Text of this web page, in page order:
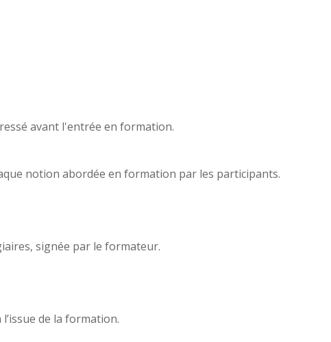
avant l'entrée en formation.
notion abordée en formation par les participants.
signée par le formateur.
de la formation.